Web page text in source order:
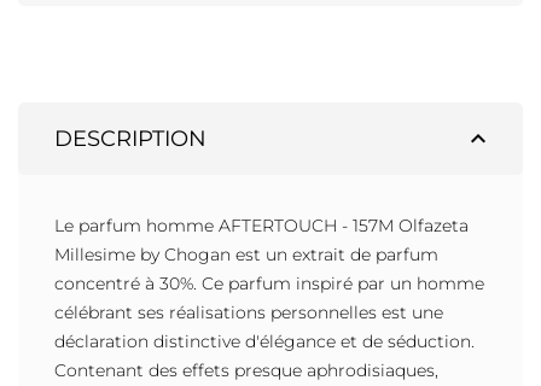
expand_less
DESCRIPTION
Le parfum homme AFTERTOUCH - 157M Olfazeta
Millesime by Chogan est un extrait de parfum
concentré à 30%. Ce parfum inspiré par un homme
célébrant ses réalisations personnelles est une
déclaration distinctive d'élégance et de séduction.
Contenant des effets presque aphrodisiaques,